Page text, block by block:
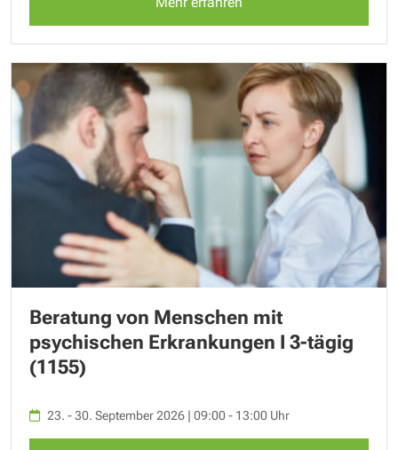
Beratung von Menschen mit
psychischen Erkrankungen I 3-tägig
(1155)
23. - 30. September 2026 | 09:00 - 13:00 Uhr